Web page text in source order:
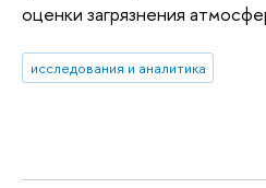
оценки загрязнения
исследования и аналитика